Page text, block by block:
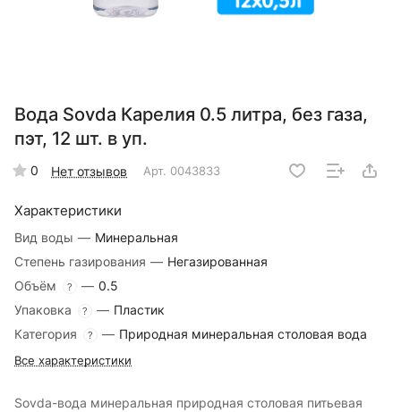
Вода Sovda Карелия 0.5 литра, без газа,
пэт, 12 шт. в уп.
0 Нет отзывов Арт. 0043833
Характеристики
Вид воды — Минеральная
Степень газирования — Негазированная
Объём
? — 0.5
Упаковка
? — Пластик
Категория
? — Природная минеральная столовая вода
Все характеристики
Sovda-вода минеральная природная столовая питьевая